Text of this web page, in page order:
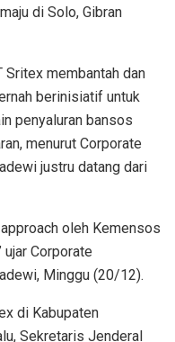
di Solo, Gibran
Sritex membantah dan
berinisiatif untuk
penyaluran bansos
menurut Corporate
justru datang dari
oleh Kemensos
Corporate
Minggu (20/12).
di Kabupaten
Sekretaris Jenderal